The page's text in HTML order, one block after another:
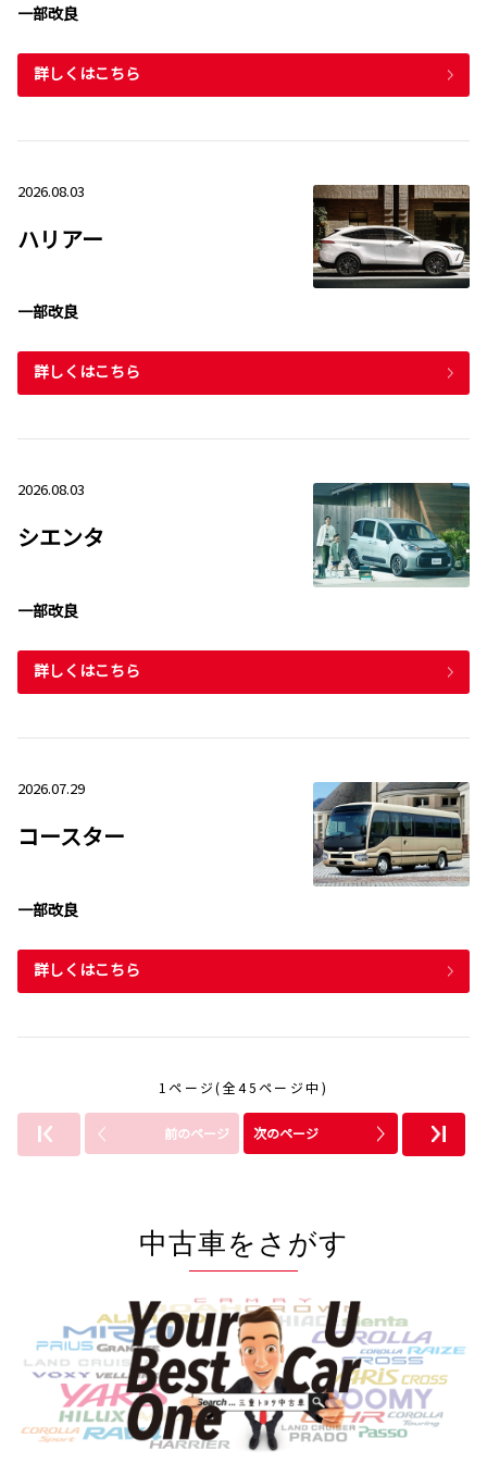
一部改良
詳しくはこちら
2026.08.03
ハリアー
一部改良
詳しくはこちら
2026.08.03
シエンタ
一部改良
詳しくはこちら
2026.07.29
コースター
一部改良
詳しくはこちら
1ページ(全45ページ中)
前のページ 次のページ
中古車をさがす